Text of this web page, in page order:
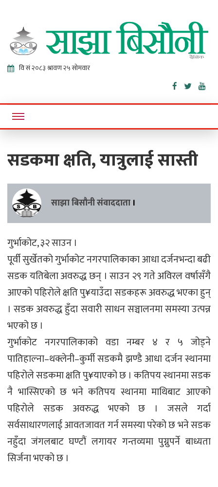
Sajha
Bisaunee
Online News Portal
सडकमा क्षति, यात्रुलाई सास्ती
साझा बिसौनी संवाददाता ।
गुर्भाकोट, ३२ साउन ।
पूर्वी सुर्खेतको गुर्भाकोट नगरपालिकाका आधा दर्जनभन्दा बढी
सडक यतिबेला अवरुद्ध छन् । साउन २९ गते अविरल वर्षासँगै
आएको पहिरोले क्षति पु¥याउँदा सडकहरू अवरुद्ध भएका हुन्
। सडक अवरुद्ध हुँदा सवारी साधन सञ्चालनमा समस्या उत्पन्न
भएको छ ।
गुर्भाकोट नगरपालिकाको वडा नम्बर ४ र ५ जोड्ने
पातिहाल्ना–थक्लेनी–कुर्मी सडकमै झण्डै आधा दर्जन स्थानमा
पहिरोले सडकमा क्षति पु¥याएको छ । कतिपय स्थानमा सडक
नै भास्सिएको छ भने कतिपय स्थानमा माथिबाट आएको
पहिरोले सडक अवरुद्ध भएको छ । जसले गर्दा
सर्वसाधारणलाई आवतजावत गर्न समस्या परेको छ भने सडक
नहुँदा जंगलबाट घण्टौं लगायर गन्तव्यमा पुग्नुपर्ने बाध्यता
सिर्जना भएको छ ।